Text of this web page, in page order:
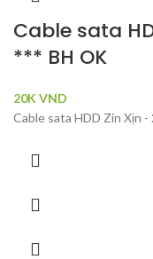
Cable sata
*** BH OK
20K VND
Cable sata HDD Zin Xịn -